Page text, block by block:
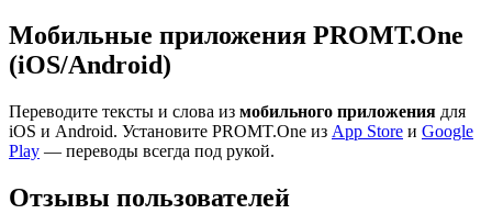
Мобильные приложения PROMT.One
(iOS/Android)
Переводите тексты и слова из мобильного приложения для
iOS и Android. Установите PROMT.One из App Store и Google
Play — переводы всегда под рукой.
Отзывы пользователей